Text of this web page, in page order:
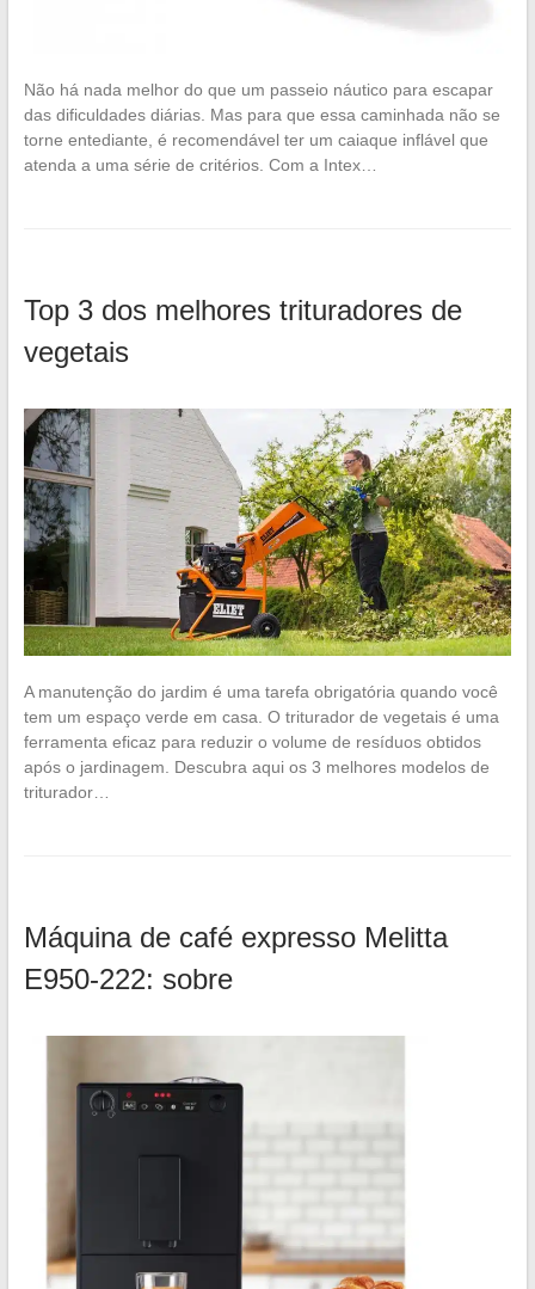
Não há nada melhor do que um passeio náutico para escapar
das dificuldades diárias. Mas para que essa caminhada não se
torne entediante, é recomendável ter um caiaque inflável que
atenda a uma série de critérios. Com a Intex…
Top 3 dos melhores trituradores de
vegetais
A manutenção do jardim é uma tarefa obrigatória quando você
tem um espaço verde em casa. O triturador de vegetais é uma
ferramenta eficaz para reduzir o volume de resíduos obtidos
após o jardinagem. Descubra aqui os 3 melhores modelos de
triturador…
Máquina de café expresso Melitta
E950-222: sobre